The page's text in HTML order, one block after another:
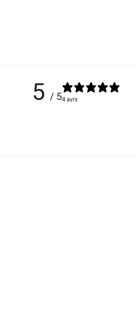
5 / 54 avis